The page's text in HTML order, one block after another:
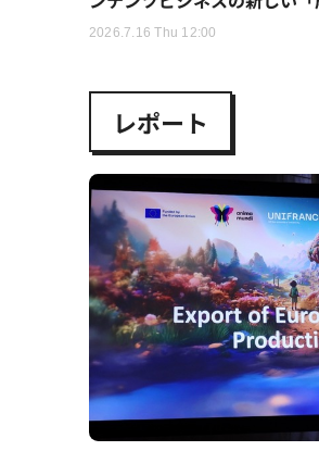
2026.7.16 Thu 12:00
レポート